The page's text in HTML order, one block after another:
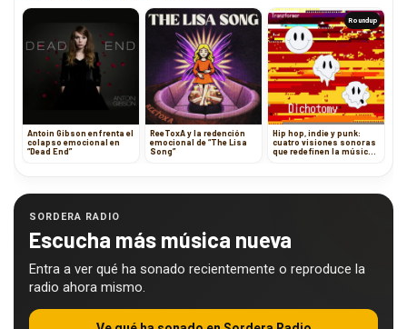
Antoin Gibson enfrenta el
colapso emocional en
“Dead End”
ReeToxA y la redención
emocional de “The Lisa
Song”
Roundup
Hip hop, indie y punk:
cuatro visiones sonoras
que redefinen la música
SORDERA RADIO
Escucha más música nueva
Entra a ver qué ha sonado recientemente o reproduce la
radio ahora mismo.